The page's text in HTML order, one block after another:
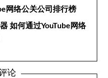
网络公关公司排行榜
如何通过YouTube网络
论